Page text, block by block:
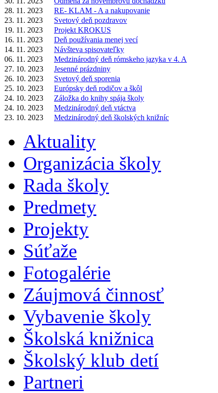
28. 11. 2023
RE- KLAM - A a nakupovanie
23. 11. 2023
Svetový deň pozdravov
19. 11. 2023
Projekt KROKUS
16. 11. 2023
Deň používania menej vecí
14. 11. 2023
Návšteva spisovateľky
06. 11. 2023
Medzinárodný deň rómskeho jazyka v 4. A
27. 10. 2023
Jesenné prázdniny
26. 10. 2023
Svetový deň sporenia
25. 10. 2023
Európsky deň rodičov a škôl
24. 10. 2023
Záložka do knihy spája školy
24. 10. 2023
Medzinárodný deň vtáctva
23. 10. 2023
Medzinárodný deň školských knižníc
Aktuality
Organizácia školy
Rada školy
Predmety
Projekty
Súťaže
Fotogalérie
Záujmová činnosť
Vybavenie školy
Školská knižnica
Školský klub detí
Partneri